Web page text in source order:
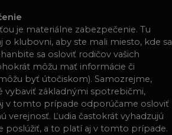
je materiálne zabezpečenie. Tu
o klubovni, aby ste mali miesto, kde sa
sa osloviť rodičov vašich
môžu mať informácie či
byť útočiskom). Samozrejme,
vybaviť základnými spotrebičmi,
v tomto prípade odporúčame osloviť
verejnosť. Ľudia častokrát vyhadzujú
poslúžiť, a to platí aj v tomto prípade.